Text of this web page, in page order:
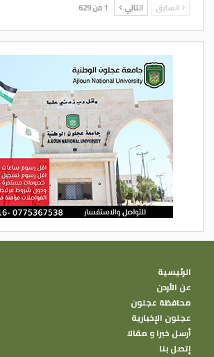
السابق التالي 1 من 629
الرئيسية
عن الأردن
محافظة عجلون
عجلون الإخبارية
أرسل خبرا و مقالا
إتصل بنا